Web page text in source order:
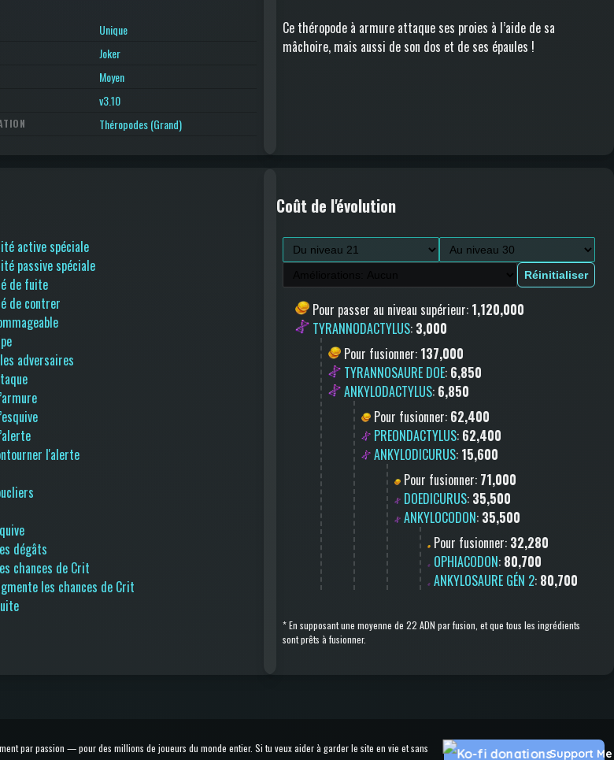
Unique
Joker
Moyen
v3.10
Théropodes (Grand)
Ce théropode à armure attaque ses proies à l’aide de sa
mâchoire, mais aussi de son dos et de ses épaules !
active spéciale
passive spéciale
de fuite
de contrer
adversaires
l'alerte
dégâts
chances de Crit
les chances de Crit
Coût de l'évolution
Réinitialiser
Pour passer au niveau supérieur: 1,120,000
TYRANNODACTYLUS: 3,000
Pour fusionner: 137,000
TYRANNOSAURE DOE: 6,850
ANKYLODACTYLUS: 6,850
Pour fusionner: 62,400
PREONDACTYLUS: 62,400
ANKYLODICURUS: 15,600
Pour fusionner: 71,000
DOEDICURUS: 35,500
ANKYLOCODON: 35,500
Pour fusionner: 32,280
OPHIACODON: 80,700
ANKYLOSAURE GÉN 2: 80,700
*En supposant une moyenne de 22 ADN par fusion, et que tous les ingrédients
sont prêts à fusionner.
par passion — pour des millions de joueurs du monde entier. Si tu veux aider à garder le site en vie et sans
Support Me